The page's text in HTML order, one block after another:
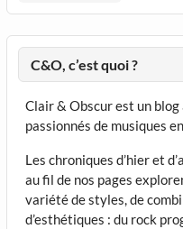
C&O, c’est quoi ?
Clair & Obscur est un blog
passionnés de musiques
Les chroniques d’hier et
au fil de nos pages
variété de styles, de
d’esthétiques : du rock